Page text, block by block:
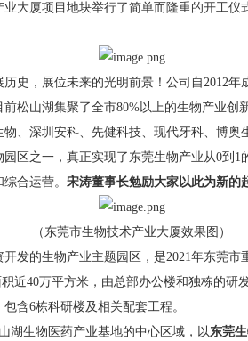
厦项目地块举行了简单而隆重的开工仪
，展位未来的光明前景！公司自2012年
松山湖集聚了全市80%以上的生物产业
、深圳安科、先健科技、现代牙科、博
区之一，真正实现了东莞生物产业从0到
合运营。 宋涛董事长勉励大家以此为新的
（东莞市生物技术产业大厦效果图）
开发的生物产业主题园区，是2021年东莞
近40万平方米，由总部办公楼和独栋的
含6栋科研楼及相关配套工程。
生物医药产业基地的中心区域，以东莞